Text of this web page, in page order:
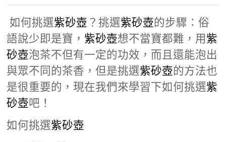
如何挑選紫砂壺 ？挑選紫砂壺的步驟：俗
語說少即是寶， 紫砂壺想不當寶都難，用 紫
砂壺泡茶不但有一定的功效，而且還能泡出
與眾不同的茶香，但是挑選紫砂壺的方法也
是很重要的，現在我們來學習下如何挑選紫
砂壺吧！
如何挑選紫砂壺